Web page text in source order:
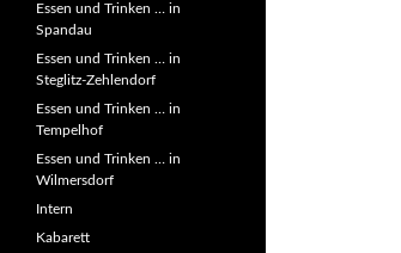
Essen und Trinken … in
Spandau
Essen und Trinken … in
Steglitz-Zehlendorf
Essen und Trinken … in
Tempelhof
Essen und Trinken … in
Wilmersdorf
Intern
Kabarett